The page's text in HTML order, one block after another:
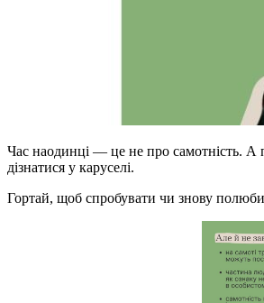
Час наодинці — це не про самотність.
дізнатися у каруселі.
Гортай, щоб спробувати чи знову